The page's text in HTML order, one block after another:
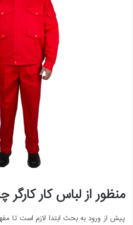
منظور از لبا‌س کار
پیش از ورود به بحث ابتدا لازم است تا